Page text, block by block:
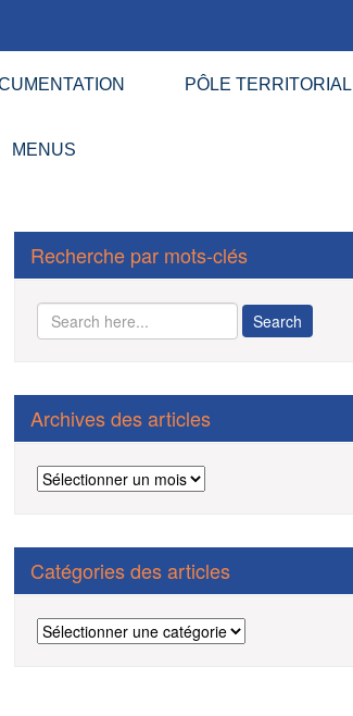
PÔLE TERRITORIAL
MENUS
Recherche par mots-clés
Archives des articles
Archives
des
Catégories des articles
Catégories
des